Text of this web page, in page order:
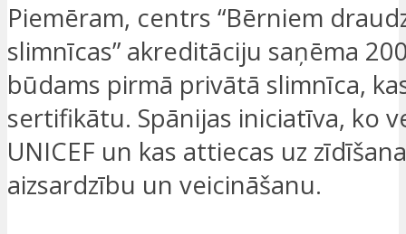
Piemēram, centrs “Bērniem
slimnīcas” akreditāciju saņēma
būdams pirmā privātā slimnīca,
sertifikātu. Spānijas iniciatīva, ko
UNICEF un kas attiecas uz
aizsardzību un veicināšanu.